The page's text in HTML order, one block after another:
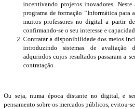
incentivando projetos inovadores.
programa de formação “Informática para
muitos professores no digital a partir de
confirmando-se o seu interesse e
Contratar a disponibilidade dos meios
introduzindo sistemas de avaliação
adqurirdos cujos resultados passaram a
contratação.
Ou seja, numa época distante no digital, e
pensamento sobre os mercados públicos, evitou-